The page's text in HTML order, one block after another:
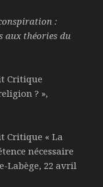
:
aux théories du
Critique
? »,
Critique « La
nécessaire
Labège, 22 avril